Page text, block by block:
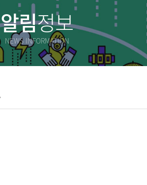
알림정보
NEWS INFORMATION